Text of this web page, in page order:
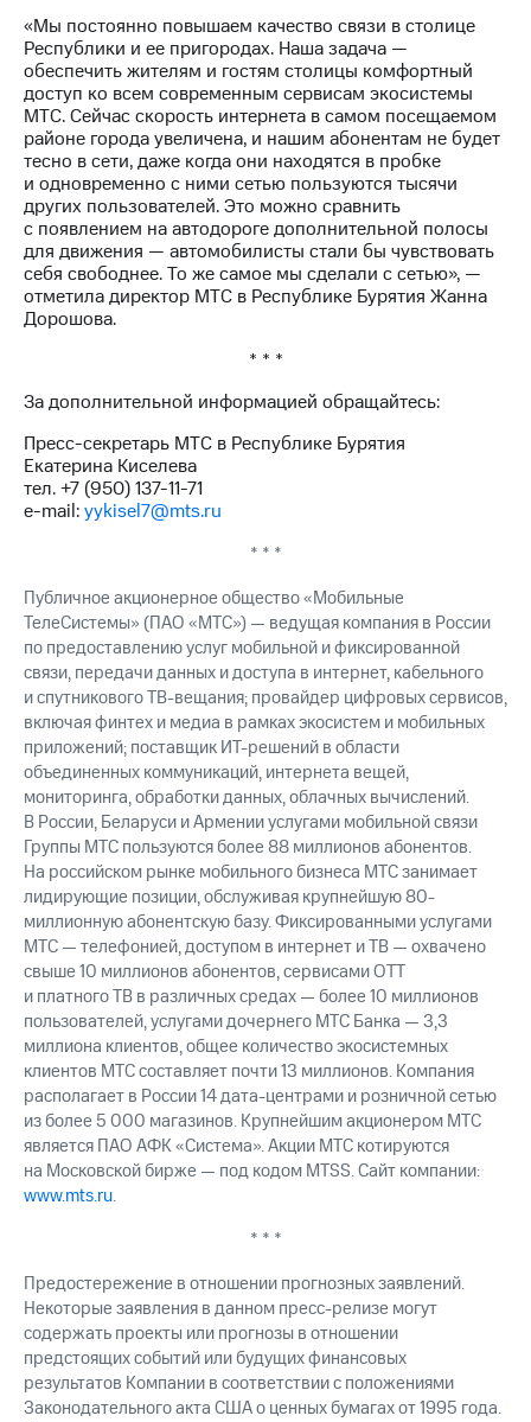
секретарь
Раскрытие
информации
Информация
акционерам
Документы
ПАО
"МТС"
Собрания
акционеров
Личный
кабинет
акционера
Акционерный
аудит
акций
Описание
Программа
выкупа
акций
Дивиденды
Рынок
облигаций
Описание
Еврооблигации-2023
Уведомление
о
погашении
именных
облигаций
Другое
Регистратор
Реквизиты
Контакты
развитие
деловая этика
На главную
«Мы постоянно повышаем качество связи в столице
Республики и ее пригородах. Наша задача —
обеспечить жителям и гостям столицы комфортный
доступ ко всем современным сервисам экосистемы
МТС. Сейчас скорость интернета в самом посещаемом
районе города увеличена, и нашим абонентам не будет
тесно в сети, даже когда они находятся в пробке
и одновременно с ними сетью пользуются тысячи
других пользователей. Это можно сравнить
с появлением на автодороге дополнительной полосы
для движения — автомобилисты стали бы чувствовать
себя свободнее. То же самое мы сделали с сетью», —
отметила директор МТС в Республике Бурятия Жанна
Дорошова.
* * *
За дополнительной информацией обращайтесь:
Пресс-секретарь МТС в Республике Бурятия
Екатерина Киселева
тел. +7 (950) 137-11-71
e-mail:yykisel7@mts.ru
* * *
Публичное акционерное общество «Мобильные
ТелеСистемы» (ПАО «МТС») — ведущая компания в России
по предоставлению услуг мобильной и фиксированной
связи, передачи данных и доступа в интернет, кабельного
и спутникового ТВ-вещания; провайдер цифровых сервисов,
включая финтех и медиа в рамках экосистем и мобильных
приложений; поставщик ИТ-решений в области
объединенных коммуникаций, интернета вещей,
мониторинга, обработки данных, облачных вычислений.
В России, Беларуси и Армении услугами мобильной связи
Группы МТС пользуются более 88 миллионов абонентов.
На российском рынке мобильного бизнеса МТС занимает
лидирующие позиции, обслуживая крупнейшую 80-
миллионную абонентскую базу. Фиксированными услугами
МТС — телефонией, доступом в интернет и ТВ — охвачено
свыше 10 миллионов абонентов, сервисами OTT
и платного ТВ в различных средах — более 10 миллионов
пользователей, услугами дочернего МТС Банка — 3,3
миллиона клиентов, общее количество экосистемных
клиентов МТС составляет почти 13 миллионов. Компания
располагает в России 14 дата-центрами и розничной сетью
из более 5 000 магазинов. Крупнейшим акционером МТС
является ПАО АФК «Система». Акции МТС котируются
на Московской бирже — под кодом MTSS. Сайт компании:
www.mts.ru.
* * *
Предостережение в отношении прогнозных заявлений.
Некоторые заявления в данном пресс-релизе могут
содержать проекты или прогнозы в отношении
предстоящих событий или будущих финансовых
результатов Компании в соответствии с положениями
Законодательного акта США о ценных бумагах от 1995 года.